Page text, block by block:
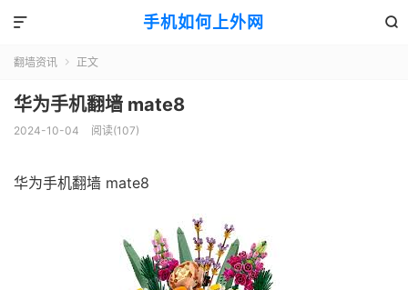
手机如何上外网 

翻墙资讯  正文
华为手机翻墙 mate8
2024-10-04 阅读(107)
华为手机翻墙 mate8